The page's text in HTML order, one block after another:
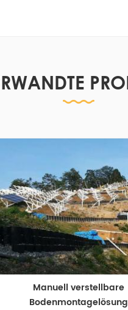
Manuell verstellbare
Bodenmontagelösung